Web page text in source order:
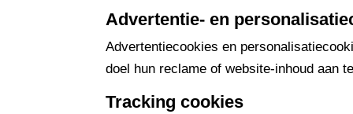
Advertentie- en
Advertentiecookies en
doel hun reclame of website-inhoud aan
Tracking cookies